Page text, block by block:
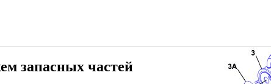
запасных частей